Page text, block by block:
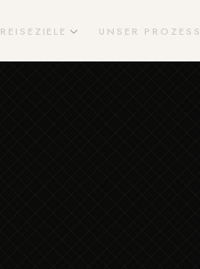
REISEZIELE UNSER PROZESS